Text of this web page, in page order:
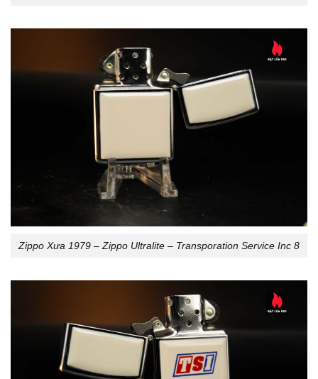
Zippo Xưa 1979 – Zippo Ultralite – Transporation Service Inc 8